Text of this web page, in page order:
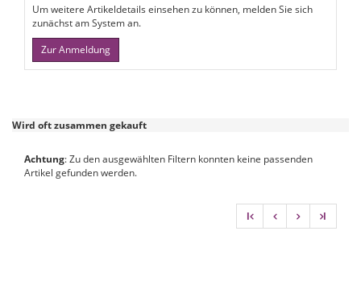
Um weitere Artikeldetails einsehen zu können, melden Sie sich
zunächst am System an.
Zur Anmeldung
Wird oft zusammen gekauft
Achtung: Zu den ausgewählten Filtern konnten keine passenden
Artikel gefunden werden.
l l